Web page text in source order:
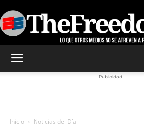
Publicidad
Inicio Noticias del Día